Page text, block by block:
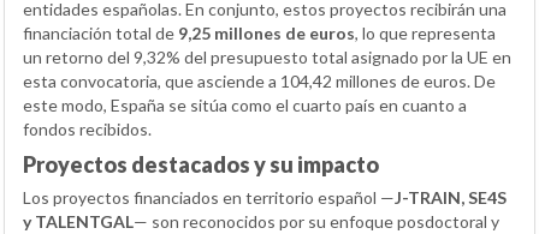
entidades españolas. En conjunto, estos proyectos recibirán una
financiación total de 9,25 millones de euros, lo que representa
un retorno del 9,32% del presupuesto total asignado por la UE en
esta convocatoria, que asciende a 104,42 millones de euros. De
este modo, España se sitúa como el cuarto país en cuanto a
fondos recibidos.
Proyectos destacados y su impacto
Los proyectos financiados en territorio español —J-TRAIN, SE4S
y TALENTGAL— son reconocidos por su enfoque posdoctoral y